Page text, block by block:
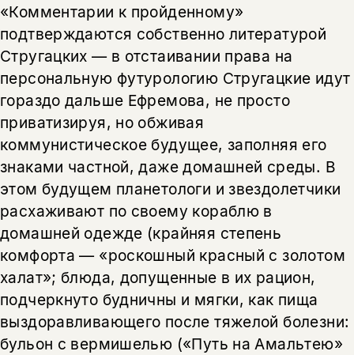
«Комментарии к пройденному»
подтверждаются собственно литературой
Стругацких — в отстаивании права на
персональную футурологию Стругацкие идут
гораздо дальше Ефремова, не просто
приватизируя, но обживая
коммунистическое будущее, заполняя его
знаками частной, даже домашней среды. В
этом будущем планетологи и звездолетчики
расхаживают по своему кораблю в
домашней одежде (крайняя степень
комфорта — «роскошный красный с золотом
халат»; блюда, допущенные в их рацион,
подчеркнуто будничны и мягки, как пища
выздоравливающего после тяжелой болезни:
бульон с вермишелью («Путь на Амальтею»